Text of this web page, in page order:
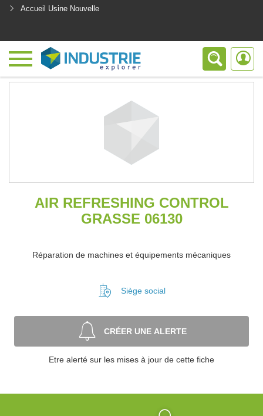
Accueil Usine Nouvelle
AIR REFRESHING CONTROL
GRASSE 06130
Réparation de machines et équipements mécaniques
Siège social
CRÉER UNE ALERTE
Etre alerté sur les mises à jour de cette fiche